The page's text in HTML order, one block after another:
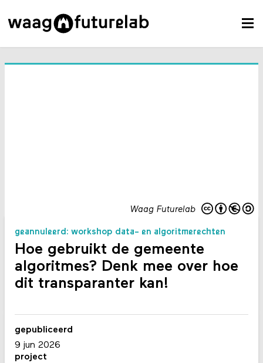
Waag Futurelab
geannuleerd: workshop data- en algoritmerechten
Hoe gebruikt de gemeente
algoritmes? Denk mee over hoe
dit transparanter kan!
gepubliceerd
9 jun 2026
project